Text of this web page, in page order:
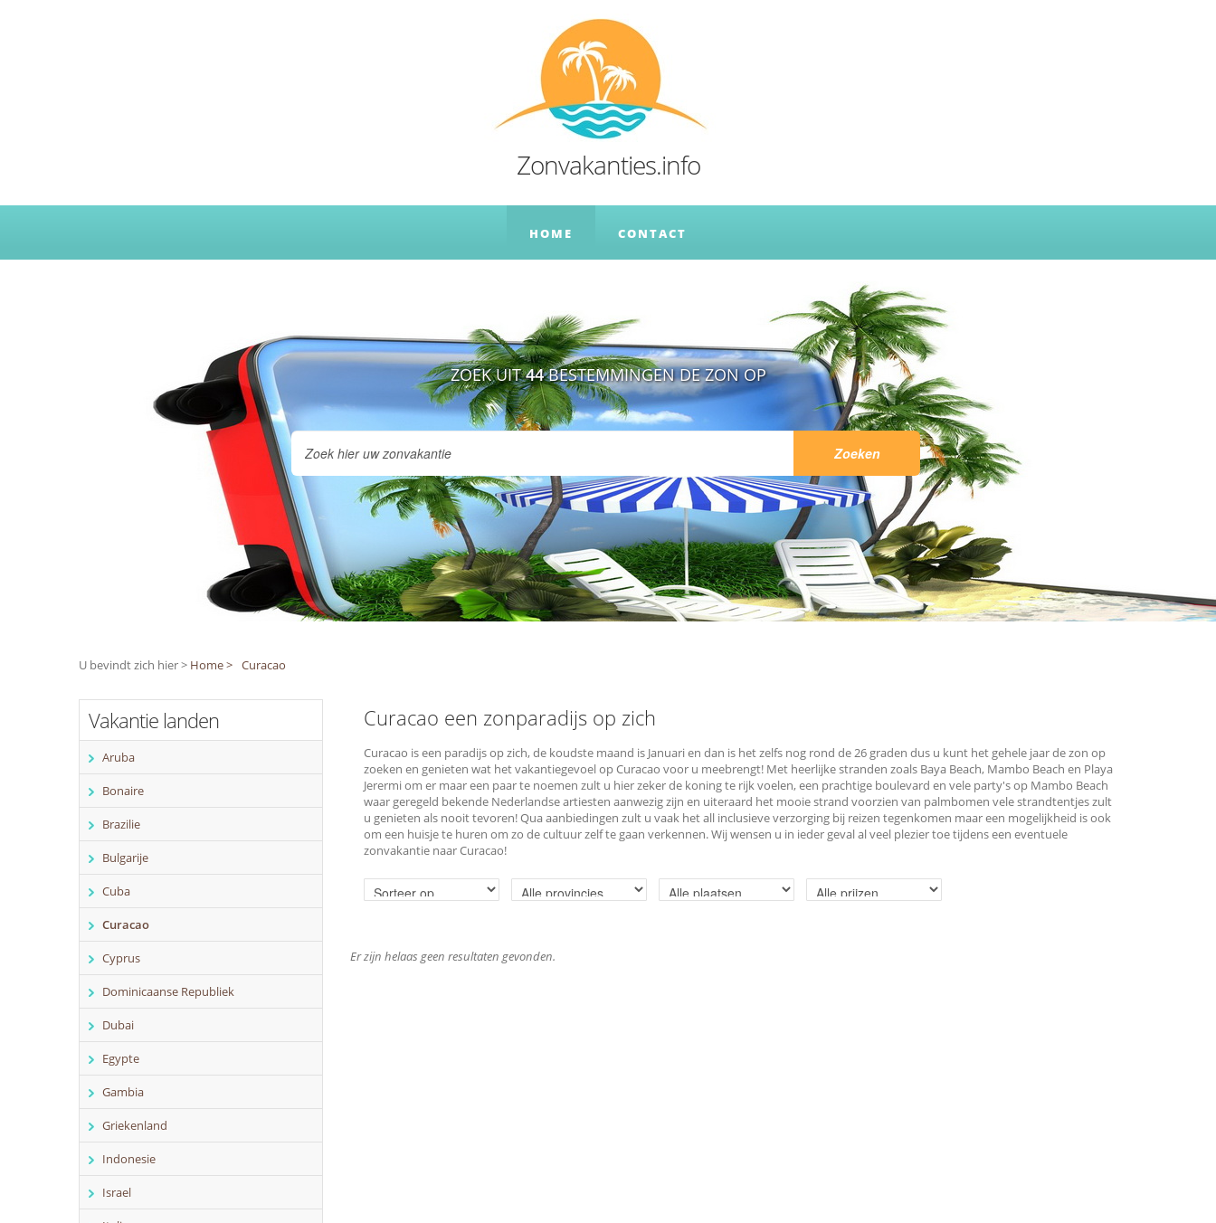
Zonvakanties.info
HOME CONTACT
ZOEK UIT44BESTEMMINGEN DE ZON OP
U bevindt zich hier > Home > Curacao
Vakantie landen
Aruba
Bonaire
Brazilie
Bulgarije
Cuba
Curacao
Cyprus
Dominicaanse Republiek
Dubai
Egypte
Gambia
Griekenland
Indonesie
Israel
Curacao een zonparadijs op zich
Curacao is een paradijs op zich, de koudste maand is Januari en dan is het zelfs nog rond de 26 graden dus u kunt het gehele jaar de zon op
zoeken en genieten wat het vakantiegevoel op Curacao voor u meebrengt! Met heerlijke stranden zoals Baya Beach, Mambo Beach en Playa
Jerermi om er maar een paar te noemen zult u hier zeker de koning te rijk voelen, een prachtige boulevard en vele party's op Mambo Beach
waar geregeld bekende Nederlandse artiesten aanwezig zijn en uiteraard het mooie strand voorzien van palmbomen vele strandtentjes zult
u genieten als nooit tevoren! Qua aanbiedingen zult u vaak het all inclusieve verzorging bij reizen tegenkomen maar een mogelijkheid is ook
om een huisje te huren om zo de cultuur zelf te gaan verkennen. Wij wensen u in ieder geval al veel plezier toe tijdens een eventuele
zonvakantie naar Curacao!
Er zijn helaas geen resultaten gevonden.